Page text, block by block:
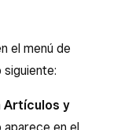
el menú de
Artículos y